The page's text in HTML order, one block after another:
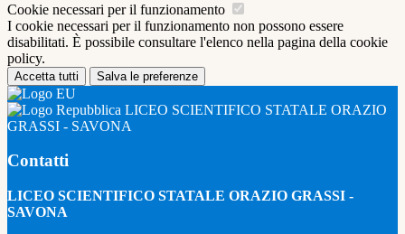
Cookie necessari per il funzionamento
I cookie necessari per il funzionamento non possono essere
disabilitati. È possibile consultare l'elenco nella pagina della cookie
policy.
Accetta tutti Salva le preferenze
LICEO SCIENTIFICO STATALE ORAZIO
GRASSI - SAVONA
Contatti
LICEO SCIENTIFICO STATALE ORAZIO GRASSI -
SAVONA